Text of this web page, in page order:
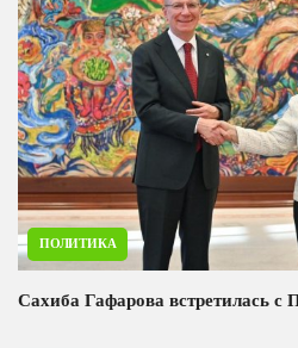
ПОЛИТИКА
Сахиба Гафарова встретилась с